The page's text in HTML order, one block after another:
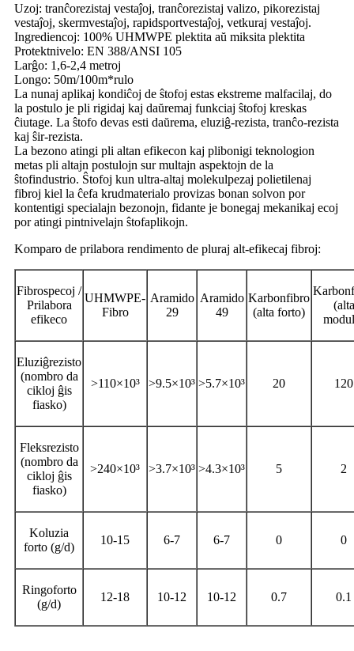
Uzoj: tranĉorezistaj vestaĵoj, tranĉorezistaj valizo, pikorezistaj
vestaĵoj, skermvestaĵoj, rapidsportvestaĵoj, vetkuraj vestaĵoj.
Ingrediencoj: 100% UHMWPE plektita aŭ miksita plektita
Protektnivelo: EN 388/ANSI 105
Larĝo: 1,6-2,4 metroj
Longo: 50m/100m*rulo
La nunaj aplikaj kondiĉoj de ŝtofoj estas ekstreme malfacilaj, do
la postulo je pli rigidaj kaj daŭremaj funkciaj ŝtofoj kreskas
ĉiutage. La ŝtofo devas esti daŭrema, eluziĝ-rezista, tranĉo-rezista
kaj ŝir-rezista.
La bezono atingi pli altan efikecon kaj plibonigi teknologion
metas pli altajn postulojn sur multajn aspektojn de la
ŝtofindustrio. Ŝtofoj kun ultra-altaj molekulpezaj polietilenaj
fibroj kiel la ĉefa krudmaterialo provizas bonan solvon por
kontentigi specialajn bezonojn, fidante je bonegaj mekanikaj ecoj
por atingi pintnivelajn ŝtofaplikojn.
Komparo de prilabora rendimento de pluraj alt-efikecaj fibroj:
Fibrospecoj /
Prilabora
efikeco
UHMWPE-
Fibro
Aramido
29
Aramido
49
Karbonfibro
(alta forto)
(alta
Eluziĝrezisto
(nombro da
cikloj ĝis
fiasko)
>110×10³ >9.5×10³ >5.7×10³ 20 120
Fleksrezisto
(nombro da
cikloj ĝis
fiasko)
>240×10³ >3.7×10³ >4.3×10³ 5 2
Koluzia
forto (g/d)
10-15 6-7 6-7 0 0
Ringoforto
(g/d)
12-18 10-12 10-12 0.7 0.1